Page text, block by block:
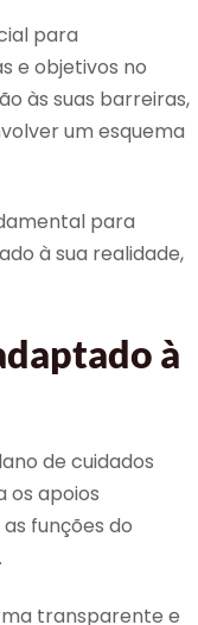
para
e objetivos no
às suas barreiras,
um esquema
para
à sua realidade,
à
de cuidados
os apoios
funções do
transparente e